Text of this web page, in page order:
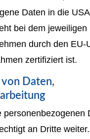
Daten in die USA
bei dem jeweiligen
durch den EU-
zertifiziert ist.
Daten,
personenbezogenen
an Dritte